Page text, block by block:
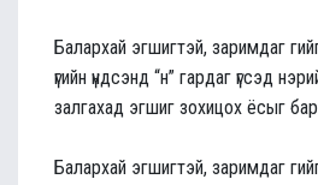
Балархай эгшигтэй, заримдаг
үгийн үндсэнд “н” гардаг үгсэд
залгахад эгшиг зохицох ёсыг
Балархай эгшигтэй, заримдаг